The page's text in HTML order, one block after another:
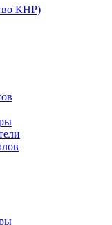
КНР)